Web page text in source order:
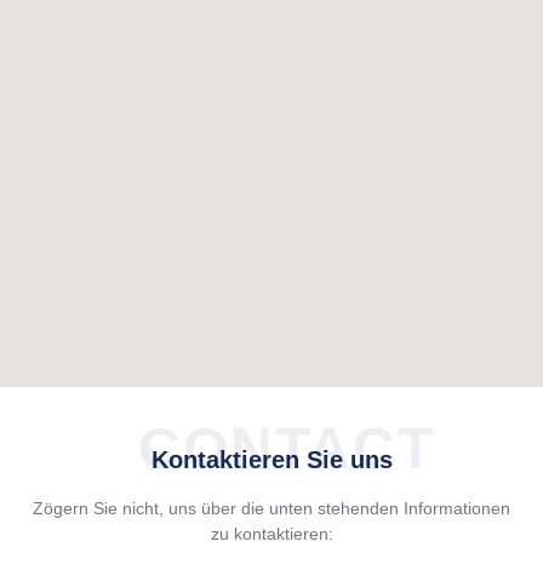
Kontaktieren Sie uns
Zögern Sie nicht, uns über die unten stehenden Informationen
zu kontaktieren:
CONTACT